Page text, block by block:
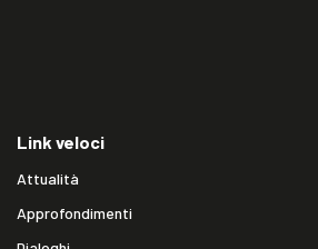
Link veloci
Attualità
Approfondimenti